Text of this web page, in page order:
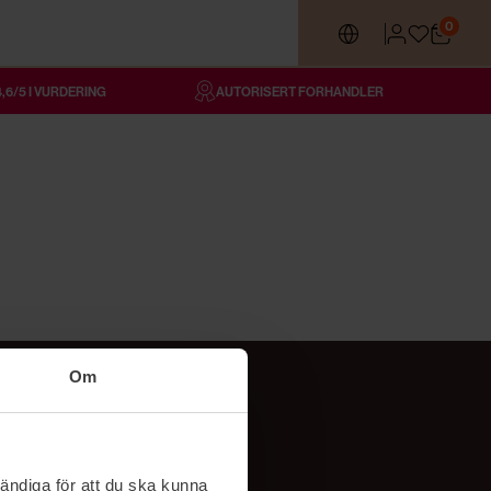
Om
för att du ska kunna
0
5 I VURDERING AUTORISERT FORHANDLER
Følg oss